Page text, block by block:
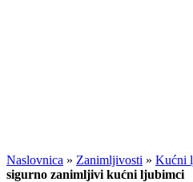
Naslovnica » Zanimljivosti » Kućni
sigurno zanimljivi kućni ljubimci